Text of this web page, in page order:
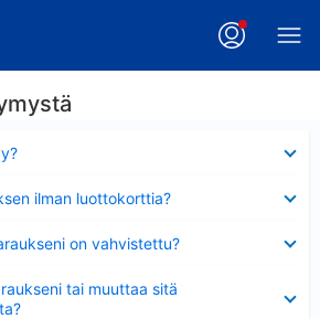
ilman luottokorttia?
on vahvistettu?
tai muuttaa sitä